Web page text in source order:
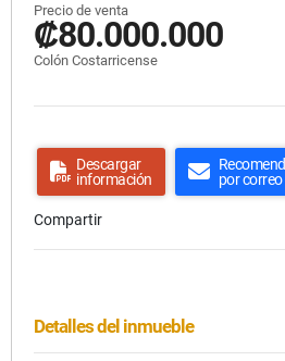
Precio de venta
₡80.000.000
Colón Costarricense
Descargar
información
por
Compartir
Detalles del inmueble